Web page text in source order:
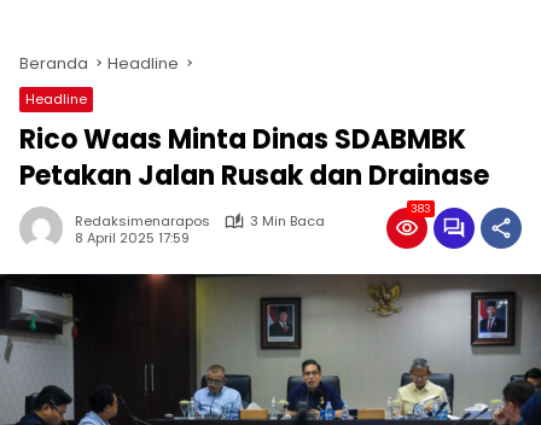
Beranda Headline
Headline
Rico Waas Minta Dinas SDABMBK
Petakan Jalan Rusak dan Drainase
Redaksimenarapos
3 Min Baca
8 April 2025 17:59
383